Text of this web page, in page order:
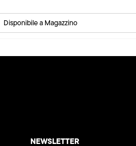
Disponibile a Magazzino
NEWSLETTER